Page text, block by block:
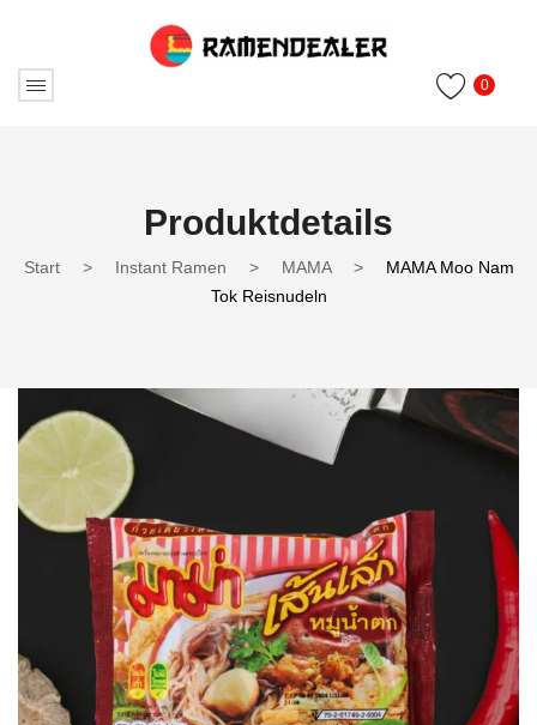
0
Produktdetails
Start > Instant Ramen > MAMA >
MAMA Moo Nam
Tok Reisnudeln